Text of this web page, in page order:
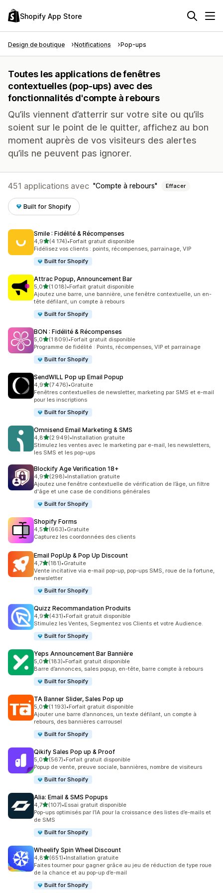
Shopify App Store
Design de boutique Notifications Pop-ups
Toutes les applications de fenêtres
contextuelles (pop-ups) avec des
fonctionnalités d'compte à rebours
Qu’ils viennent d’atterrir sur votre site ou qu’ils
soient sur le point de le quitter, affichez au bon
moment auprès de vos visiteurs des alertes
qu’ils ne peuvent pas ignorer.
451 applications avec Compte à rebours Effacer
Built for Shopify
Smile : Fidélité & Récompenses
4,9étoile(s) sur 5
(4 174)
4174 avis au total
•Forfait gratuit disponible
Fidélisez vos clients : points, récompenses, parrainage, VIP
Built for Shopify
Attrac Popup, Announcement Bar
5,0étoile(s) sur 5
(1 018)
1018 avis au total
•Forfait gratuit disponible
Ajoutez une barre, une bannière, une fenêtre contextuelle, un en-
tête défilant, un compte à rebours
Built for Shopify
BON : Fidélité & Récompenses
5,0étoile(s) sur 5
(1 809)
1809 avis au total
•Forfait gratuit disponible
Programme de fidélité : Points, récompenses, VIP et parrainage
Built for Shopify
SendWILL Pop up Email Popup
4,9étoile(s) sur 5
(7 476)
7476 avis au total
•Gratuite
Fenêtres contextuelles de newsletter, marketing par SMS et e-mail
pour les inscriptions
Built for Shopify
Omnisend Email Marketing & SMS
4,8étoile(s) sur 5
(2 949)
2949 avis au total
•Installation gratuite
Stimulez les ventes avec le marketing par e-mail, les newsletters,
les SMS et les pop-ups
Blockify Age Verification 18+
4,9étoile(s) sur 5
(298)
298 avis au total
•Installation gratuite
Ajoutez une fenêtre contextuelle de vérification de l’âge, un filtre
d'âge et une case de conditions générales
Built for Shopify
Shopify Forms
4,5étoile(s) sur 5
(663)
663 avis au total
•Gratuite
Capturez les coordonnées des clients
Email PopUp & Pop Up Discount
4,7étoile(s) sur 5
(181)
181 avis au total
•Gratuite
Vente incitative via e-mail pop-up, pop-ups SMS, roue de la fortune,
newsletter
Built for Shopify
Quizz Recommandation Produits
4,9étoile(s) sur 5
(431)
431 avis au total
•Forfait gratuit disponible
Stimulez les Ventes, Segmentez vos Clients et votre Audience.
Built for Shopify
Yeps Announcement Bar Bannière
5,0étoile(s) sur 5
(183)
183 avis au total
•Forfait gratuit disponible
Barre d’annonces, sales popup, en-tête, barre compte à rebours
Built for Shopify
TA Banner Slider, Sales Pop up
5,0étoile(s) sur 5
(1 193)
1193 avis au total
•Forfait gratuit disponible
Ajouter une barre d’annonces, un texte défilant, un compte à
rebours, des bannières carrousel
Built for Shopify
Qikify Sales Pop up & Proof
5,0étoile(s) sur 5
(567)
567 avis au total
•Forfait gratuit disponible
Popup de vente, preuve sociale, bannières, nombre de visiteurs
Built for Shopify
Alia: Email & SMS Popups
4,7étoile(s) sur 5
(107)
107 avis au total
•Essai gratuit disponible
Pop-ups optimisés par l’IA pour la croissance des listes d’e-mails et
de SMS
Built for Shopify
Wheelify Spin Wheel Discount
4,8étoile(s) sur 5
(651)
651 avis au total
•Installation gratuite
Faites tourner pour gagner grâce au jeu de réduction de type roue
de la chance et au pop-up d’e-mail
Built for Shopify